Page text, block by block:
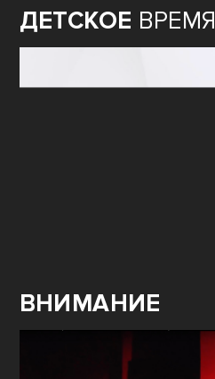
ДЕТСКОЕ ВРЕМЯ
ВНИМАНИЕ